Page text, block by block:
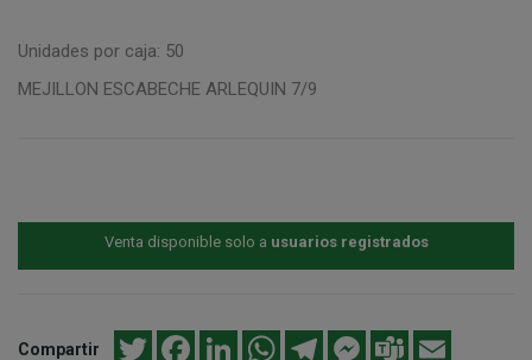
Unidades por caja: 50
MEJILLON ESCABECHE ARLEQUIN 7/9
Venta disponible solo a usuarios registrados
Compartir Twitter FacebookLinkedInWhatsAppTelegramMessenger
Teams